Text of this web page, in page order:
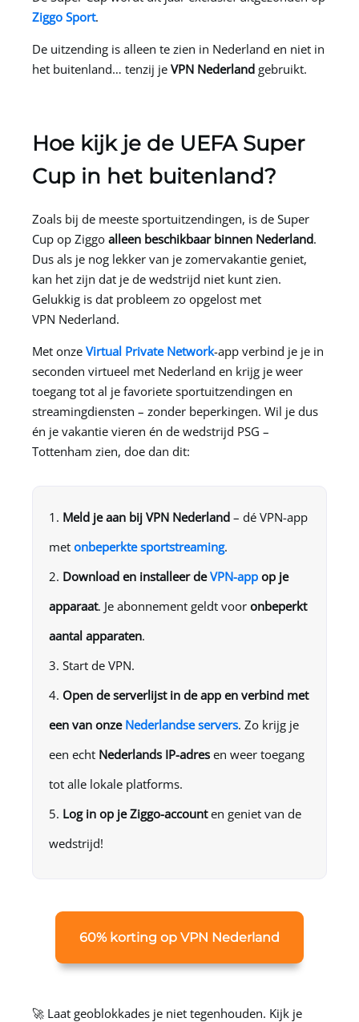
Ziggo Sport.
De uitzending is alleen te zien in Nederland en niet in
het buitenland… tenzij je VPN Nederland gebruikt.
Hoe kijk je de UEFA Super
Cup in het buitenland?
Zoals bij de meeste sportuitzendingen, is de Super
Cup op Ziggo alleen beschikbaar binnen Nederland.
Dus als je nog lekker van je zomervakantie geniet,
kan het zijn dat je de wedstrijd niet kunt zien.
Gelukkig is dat probleem zo opgelost met
VPN Nederland.
Met onze Virtual Private Network-app verbind je je in
seconden virtueel met Nederland en krijg je weer
toegang tot al je favoriete sportuitzendingen en
streamingdiensten – zonder beperkingen. Wil je dus
én je vakantie vieren én de wedstrijd PSG –
Tottenham zien, doe dan dit:
Meld je aan bij VPN Nederland – dé VPN-app
met onbeperkte sportstreaming.
Download en installeer deVPN-app op je
apparaat. Je abonnement geldt voor onbeperkt
aantal apparaten.
Start de VPN.
Open de serverlijst in de app en verbind met
een van onze Nederlandse servers. Zo krijg je
een echt Nederlands IP-adres en weer toegang
tot alle lokale platforms.
Log in op je Ziggo-accounten geniet van de
wedstrijd!
60% korting op VPN Nederland
🚀 Laat geoblokkades je niet tegenhouden. Kijk je